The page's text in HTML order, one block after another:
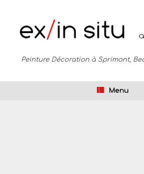
Peinture Décoration à Sprimont,
Menu